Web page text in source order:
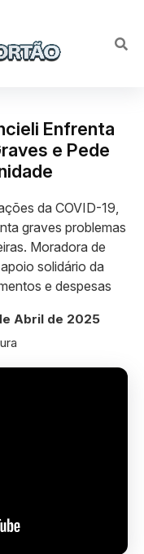
Enfrenta
e Pede
da COVID-19,
graves problemas
Moradora de
solidário da
e despesas
Abril de 2025